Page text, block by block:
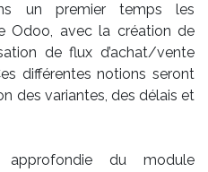
un premier temps les
Odoo, avec la création de
de flux d’achat/vente
différentes notions seront
des variantes, des délais et
approfondie du module